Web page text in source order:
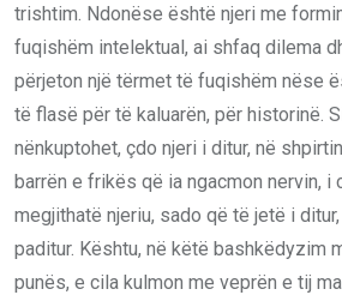
trishtim. Ndonëse është njeri me
fuqishëm intelektual, ai shfaq dilema
përjeton një tërmet të fuqishëm nëse
të flasë për të kaluarën, për historinë.
nënkuptohet, çdo njeri i ditur, në
barrën e frikës që ia ngacmon nervin, i
megjithatë njeriu, sado që të jetë i
paditur. Kështu, në këtë bashkëdyzim
punës, e cila kulmon me veprën e tij